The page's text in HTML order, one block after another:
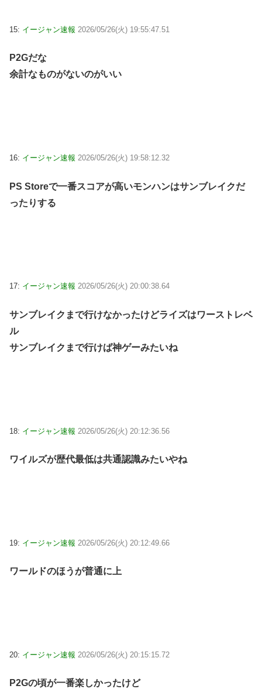
15: イージャン速報 2026/05/26(火) 19:55:47.51
P2Gだな
余計なものがないのがいい
16: イージャン速報 2026/05/26(火) 19:58:12.32
PS Storeで一番スコアが高いモンハンはサンブレイクだ
ったりする
17: イージャン速報 2026/05/26(火) 20:00:38.64
サンブレイクまで行けなかったけどライズはワーストレベ
ル
サンブレイクまで行けば神ゲーみたいね
18: イージャン速報 2026/05/26(火) 20:12:36.56
ワイルズが歴代最低は共通認識みたいやね
19: イージャン速報 2026/05/26(火) 20:12:49.66
ワールドのほうが普通に上
20: イージャン速報 2026/05/26(火) 20:15:15.72
P2Gの頃が一番楽しかったけど